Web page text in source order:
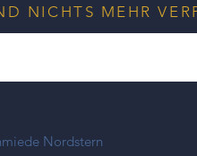
NICHTS MEHR
Nordstern